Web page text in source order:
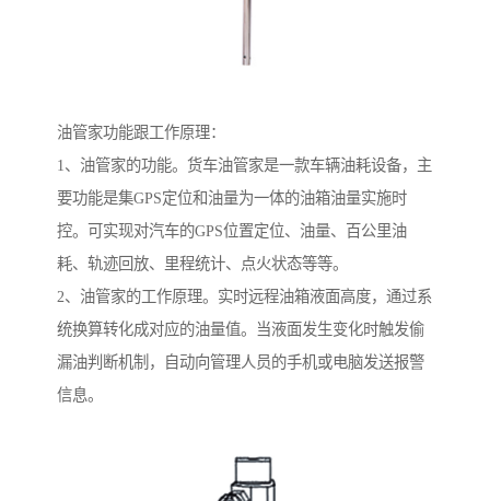
油管家功能跟工作原理：
1、油管家的功能。货车油管家是一款车辆油耗设备，主
要功能是集GPS定位和油量为一体的油箱油量实施时
控。可实现对汽车的GPS位置定位、油量、百公里油
耗、轨迹回放、里程统计、点火状态等等。
2、油管家的工作原理。实时远程油箱液面高度，通过系
统换算转化成对应的油量值。当液面发生变化时触发偷
漏油判断机制，自动向管理人员的手机或电脑发送报警
信息。